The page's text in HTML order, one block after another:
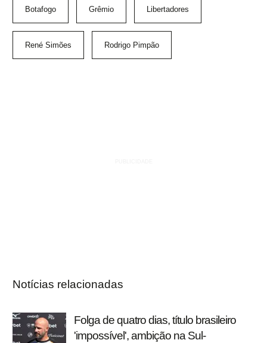
Botafogo Grêmio Libertadores
René Simões Rodrigo Pimpão
Notícias relacionadas
Folga de quatro dias, título brasileiro
'impossível', ambição na Sul-